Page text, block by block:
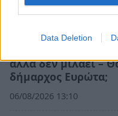
Data Deletion
αλλά δεν μιλάει –
δήμαρχος Ευρώτα;
06/08/2026 13:10